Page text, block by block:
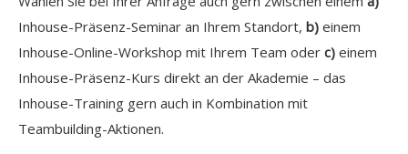
Inhouse-Präsenz-Seminar an Ihrem Standort, b) einem
Inhouse-Online-Workshop mit Ihrem Team oder c) einem
Inhouse-Präsenz-Kurs direkt an der Akademie – das
Inhouse-Training gern auch in Kombination mit
Teambuilding-Aktionen.